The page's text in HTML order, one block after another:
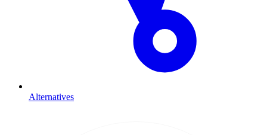
Alternatives